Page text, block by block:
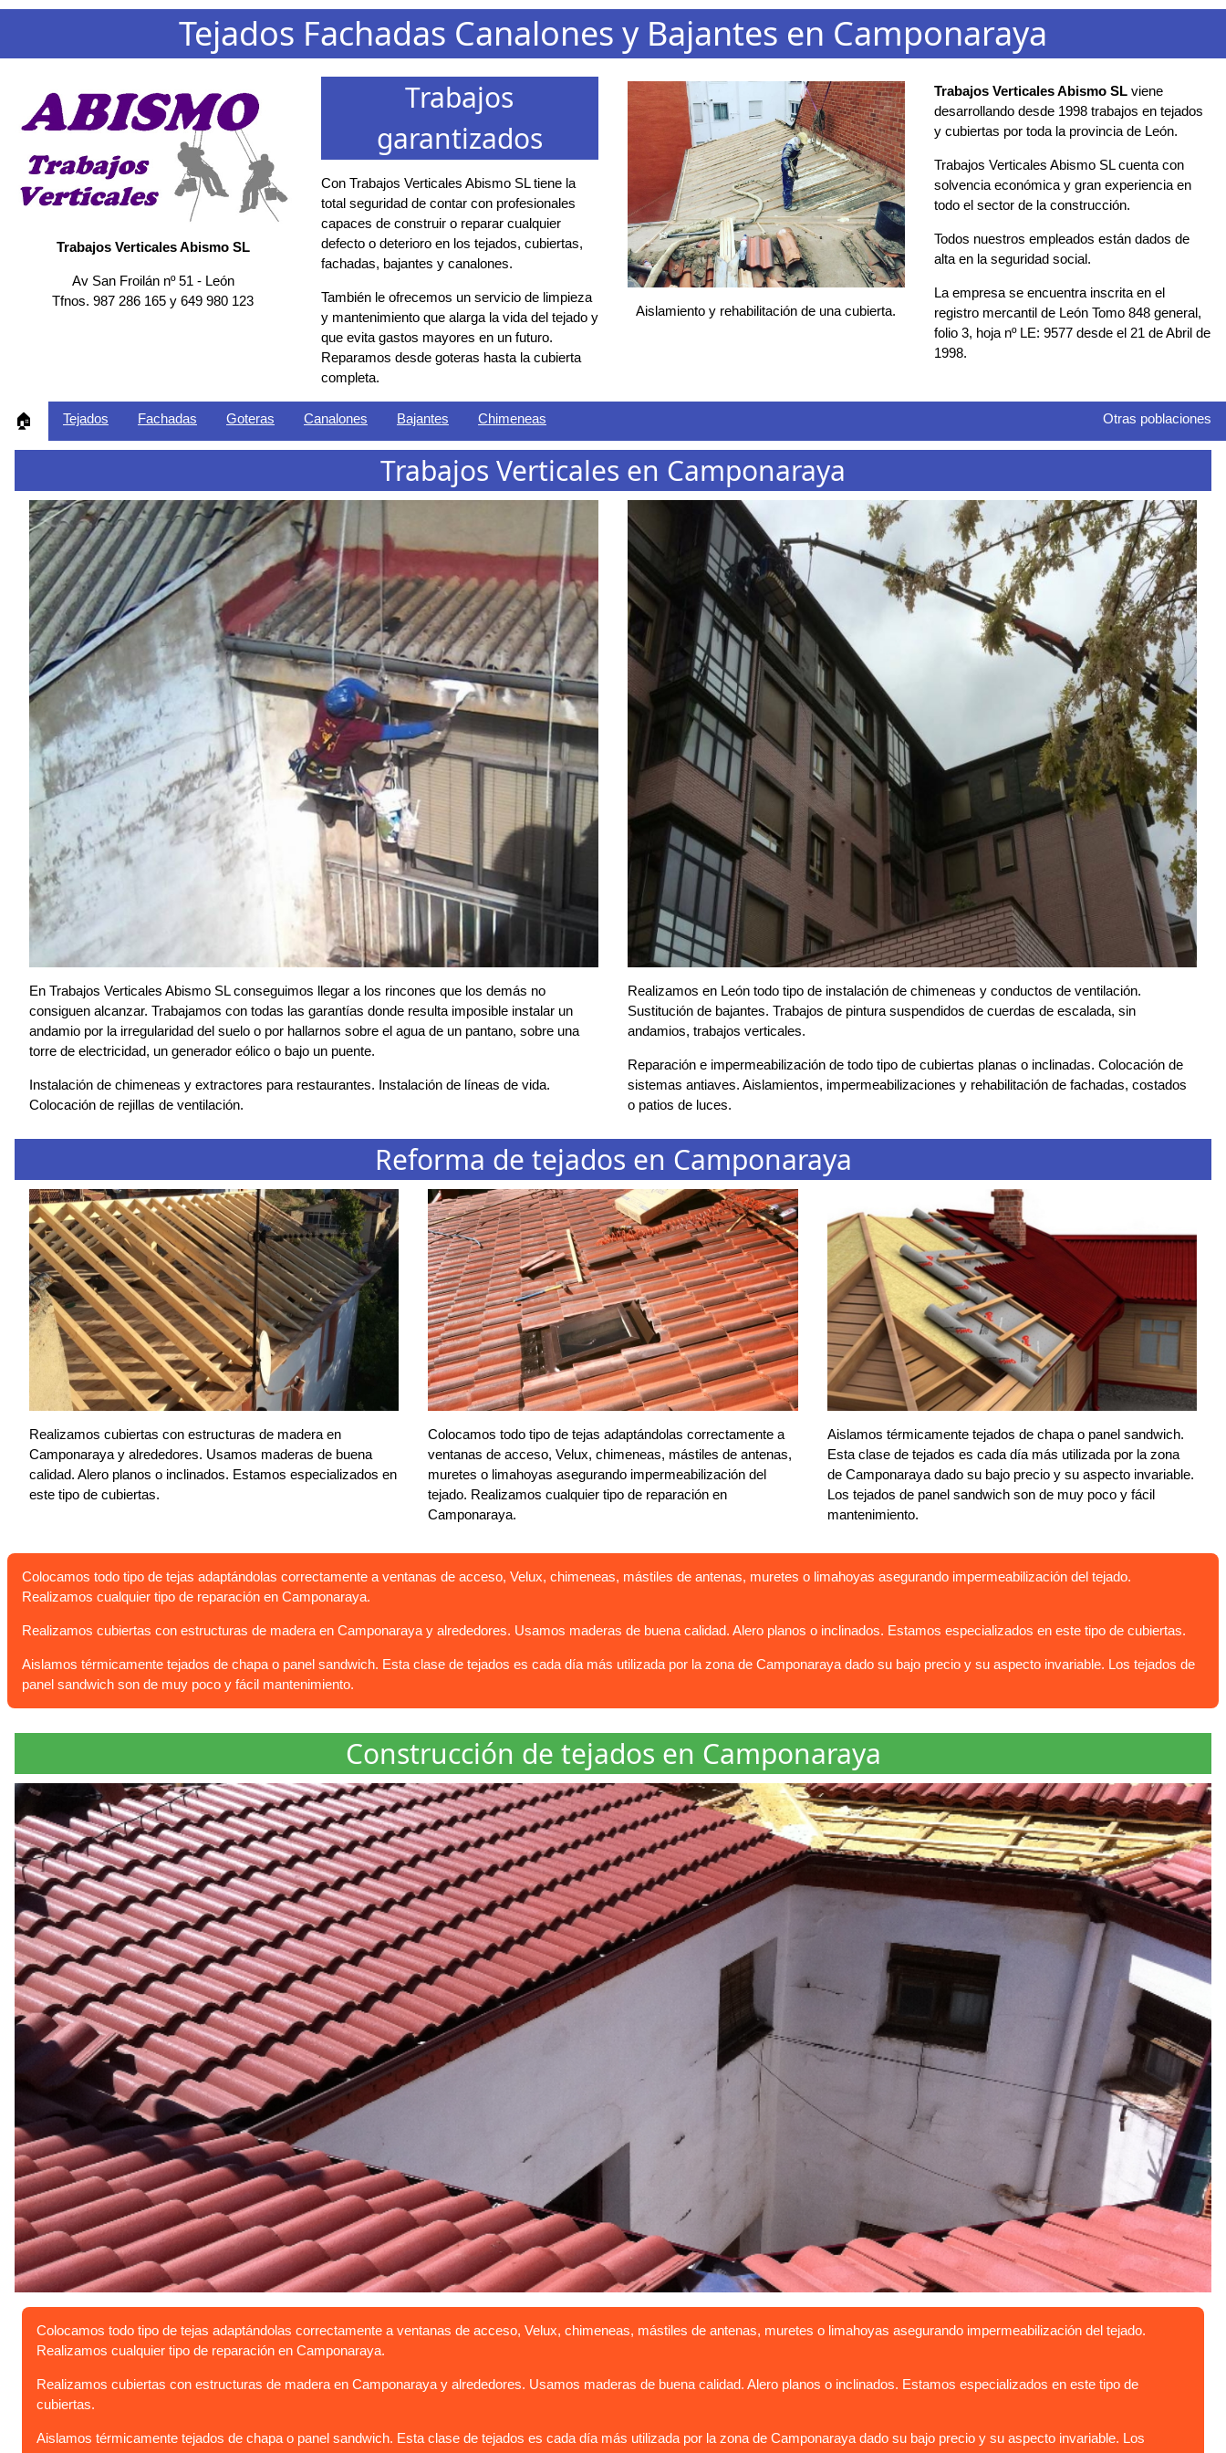
Tejados Fachadas Canalones y Bajantes en Camponaraya
Trabajos Verticales Abismo SL
Av San Froilán nº 51 - León
Tfnos.987 286 165 y649 980 123
Trabajos
garantizados
Con Trabajos Verticales Abismo SL tiene la
total seguridad de contar con profesionales
capaces de construir o reparar cualquier
defecto o deterioro en los tejados, cubiertas,
fachadas, bajantes y canalones.
También le ofrecemos un servicio de limpieza
y mantenimiento que alarga la vida del tejado y
que evita gastos mayores en un futuro.
Reparamos desde goteras hasta la cubierta
completa.
Aislamiento y rehabilitación de una cubierta.
Trabajos Verticales Abismo SL viene
desarrollando desde 1998 trabajos en tejados
y cubiertas por toda la provincia de León.
Trabajos Verticales Abismo SL cuenta con
solvencia económica y gran experiencia en
todo el sector de la construcción.
Todos nuestros empleados están dados de
alta en la seguridad social.
La empresa se encuentra inscrita en el
registro mercantil de León Tomo 848 general,
folio 3, hoja nº LE: 9577 desde el 21 de Abril de
1998.
🏠 Tejados Fachadas Goteras Canalones Bajantes Chimeneas Otras poblaciones
Trabajos Verticales en Camponaraya
En Trabajos Verticales Abismo SL conseguimos llegar a los rincones que los demás no
consiguen alcanzar. Trabajamos con todas las garantías donde resulta imposible instalar un
andamio por la irregularidad del suelo o por hallarnos sobre el agua de un pantano, sobre una
torre de electricidad, un generador eólico o bajo un puente.
Instalación de chimeneas y extractores para restaurantes. Instalación de líneas de vida.
Colocación de rejillas de ventilación.
Realizamos en León todo tipo de instalación de chimeneas y conductos de ventilación.
Sustitución de bajantes. Trabajos de pintura suspendidos de cuerdas de escalada, sin
andamios, trabajos verticales.
Reparación e impermeabilización de todo tipo de cubiertas planas o inclinadas. Colocación de
sistemas antiaves. Aislamientos, impermeabilizaciones y rehabilitación de fachadas, costados
o patios de luces.
Reforma de tejados en Camponaraya
Realizamos cubiertas con estructuras de madera en
Camponaraya y alrededores. Usamos maderas de buena
calidad. Alero planos o inclinados. Estamos especializados en
este tipo de cubiertas.
Colocamos todo tipo de tejas adaptándolas correctamente a
ventanas de acceso, Velux, chimeneas, mástiles de antenas,
muretes o limahoyas asegurando impermeabilización del
tejado. Realizamos cualquier tipo de reparación en
Camponaraya.
Aislamos térmicamente tejados de chapa o panel sandwich.
Esta clase de tejados es cada día más utilizada por la zona
de Camponaraya dado su bajo precio y su aspecto invariable.
Los tejados de panel sandwich son de muy poco y fácil
mantenimiento.
Colocamos todo tipo de tejas adaptándolas correctamente a ventanas de acceso, Velux, chimeneas, mástiles de antenas, muretes o limahoyas asegurando impermeabilización del tejado.
Realizamos cualquier tipo de reparación en Camponaraya.
Realizamos cubiertas con estructuras de madera en Camponaraya y alrededores. Usamos maderas de buena calidad. Alero planos o inclinados. Estamos especializados en este tipo de cubiertas.
Aislamos térmicamente tejados de chapa o panel sandwich. Esta clase de tejados es cada día más utilizada por la zona de Camponaraya dado su bajo precio y su aspecto invariable. Los tejados de
panel sandwich son de muy poco y fácil mantenimiento.
Construcción de tejados en Camponaraya
Colocamos todo tipo de tejas adaptándolas correctamente a ventanas de acceso, Velux, chimeneas, mástiles de antenas, muretes o limahoyas asegurando impermeabilización del tejado.
Realizamos cualquier tipo de reparación en Camponaraya.
Realizamos cubiertas con estructuras de madera en Camponaraya y alrededores. Usamos maderas de buena calidad. Alero planos o inclinados. Estamos especializados en este tipo de
cubiertas.
Aislamos térmicamente tejados de chapa o panel sandwich. Esta clase de tejados es cada día más utilizada por la zona de Camponaraya dado su bajo precio y su aspecto invariable. Los